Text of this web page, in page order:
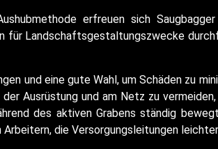
erfreuen sich
Landschaftsgestaltungszwecke
und eine gute Wahl, um Schäden zu
Ausrüstung und am Netz zu
des aktiven Grabens ständig
die Versorgungsleitungen